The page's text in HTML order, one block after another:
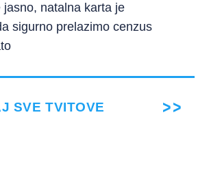
jasno, natalna karta je
sigurno prelazimo cenzus
SVE TVITOVE